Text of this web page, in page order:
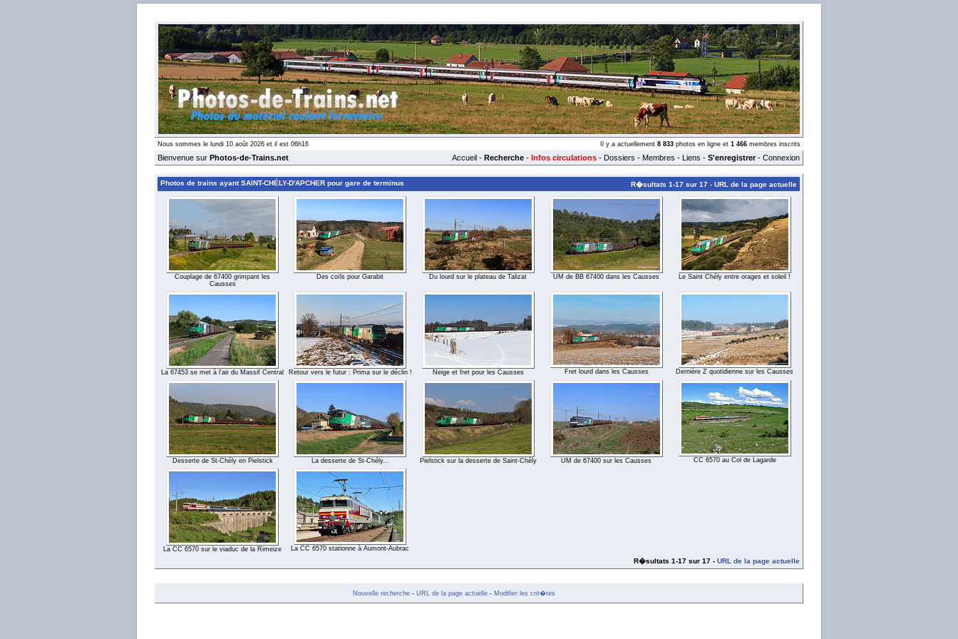
Nous sommes le lundi 10 août 2026 et il est 06h16 Il y a actuellement 8 833 photos en ligne et 1 466 membres inscrits
Bienvenue sur Photos-de-Trains.net Accueil - Recherche - Infos circulations - Dossiers - Membres - Liens - S'enregistrer- Connexion
Photos de trains ayant SAINT-CHÉLY-D'APCHER pour gare de terminus R�sultats 1-17 sur 17 - URL de la page actuelle
Couplage de 67400 grimpant les
Causses
Des coïls pour Garabit Du lourd sur le plateau de Talizat UM de BB 67400 dans les Causses Le Saint Chély entre orages et soleil !
La 67453 se met à l'air du Massif Central Retour vers le futur : Prima sur le déclin ! Neige et fret pour les Causses Fret lourd dans les Causses Dernière Z quotidienne sur les Causses
Desserte de St-Chély en Pielstick La desserte de St-Chély... Pielstick sur la desserte de Saint-Chély UM de 67400 sur les Causses CC 6570 au Col de Lagarde
La CC 6570 sur le viaduc de la Rimeize La CC 6570 stationne à Aumont-Aubrac
R�sultats 1-17 sur 17 - URL de la page actuelle
Nouvelle recherche- URL de la page actuelle- Modifier les crit�res